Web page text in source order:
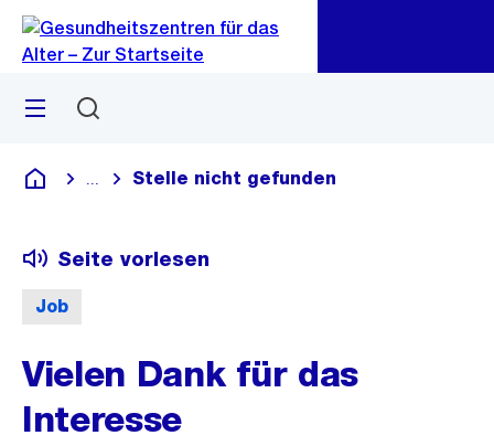
Navigation
Sprunglink
Menü
Gesundheitszentren für das Alter
Blende alle Breadcrumbs ein
Stelle nicht gefunden
Job
Seite vorlesen
Vielen Dank für das
Interesse